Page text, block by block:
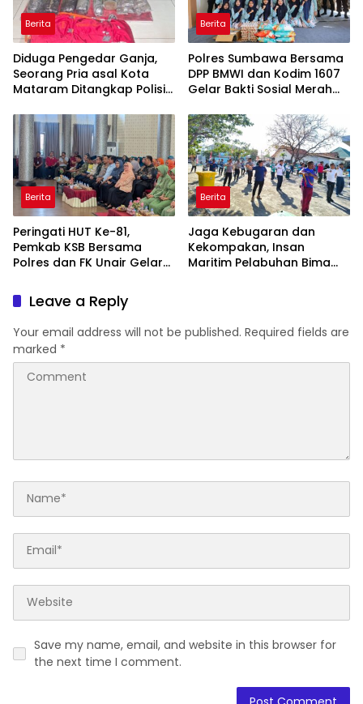
Berita
Diduga Pengedar Ganja,
Seorang Pria asal Kota
Mataram Ditangkap Polisi
Berita
Polres Sumbawa Bersama
DPP BMWI dan Kodim 1607
Gelar Bakti Sosial Merah
Hidayatullah
Berita
Peringati HUT Ke-81,
Pemkab KSB Bersama
Polres dan FK Unair Gelar
Hari Pertama Kehidupan”
Berita
Jaga Kebugaran dan
Kekompakan, Insan
Maritim Pelabuhan Bima
Leave a Reply
Your email address will not be published. Required fields are
marked *
Save my name, email, and website in this browser for
the next time I comment.